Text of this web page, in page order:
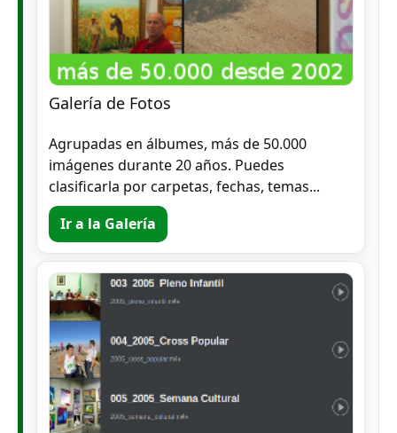
Galería de Fotos
Agrupadas en álbumes, más de 50.000
imágenes durante 20 años. Puedes
clasificarla por carpetas, fechas, temas...
Ir a la Galería